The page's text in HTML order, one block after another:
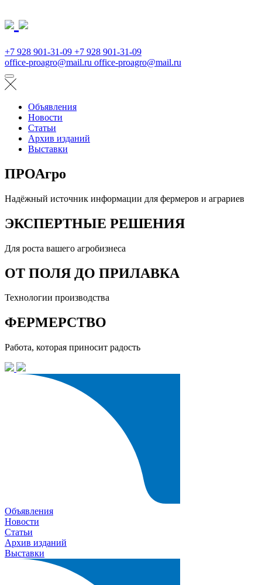
+7 928 901-31-09 +7 928 901-31-09
office-proagro@mail.ru office-proagro@mail.ru
Объявления
Новости
Статьи
Архив изданий
Выставки
ПРОАгро
Надёжный источник информации для фермеров и аграриев
ЭКСПЕРТНЫЕ РЕШЕНИЯ
Для роста вашего агробизнеса
ОТ ПОЛЯ ДО ПРИЛАВКА
Технологии производства
ФЕРМЕРСТВО
Работа, которая приносит радость
Объявления
Новости
Статьи
Архив изданий
Выставки